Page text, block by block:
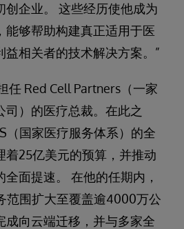
创企业。 这些经历使他成为
能够帮助构建真正适用于医
相关者的技术解决方案。”
任 Red Cell Partners（一家
司）的医疗总裁。在此之
（国家医疗服务体系）的全
着25亿美元的预算，并推动
面提速。 在他的任期内，
范围扩大至覆盖逾4000万公
成向云端迁移，并与多家全